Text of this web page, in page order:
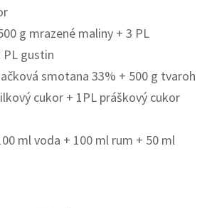
g mrazené maliny + 3 PL
gustin
smotana 33% + 500 g tvaroh
cukor + 1PL práškový cukor
ml voda + 100 ml rum + 50 ml